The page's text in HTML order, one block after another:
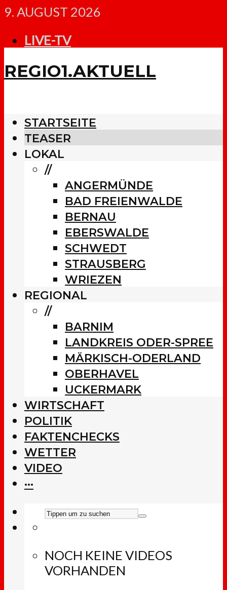
9. AUGUST 2026
LIVE-TV
REGIO1.AKTUELL
STARTSEITE
TEASER
LOKAL
//
ANGERMÜNDE
BAD FREIENWALDE
BERNAU
EBERSWALDE
SCHWEDT
STRAUSBERG
WRIEZEN
REGIONAL
//
BARNIM
LANDKREIS ODER-SPREE
MÄRKISCH-ODERLAND
OBERHAVEL
UCKERMARK
WIRTSCHAFT
POLITIK
FAKTENCHECKS
WETTER
VIDEO
···
NOCH KEINE VIDEOS
VORHANDEN